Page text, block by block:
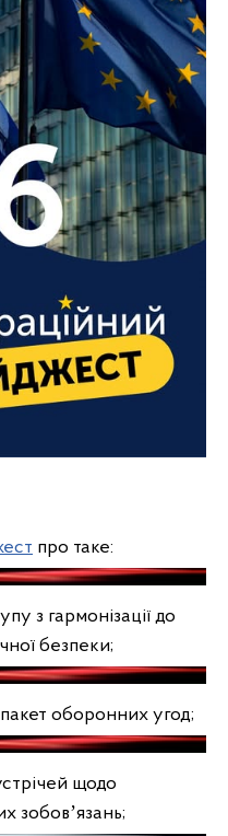
про таке:
з гармонізації до
безпеки;
оборонних угод;
щодо
зобовʼязань;